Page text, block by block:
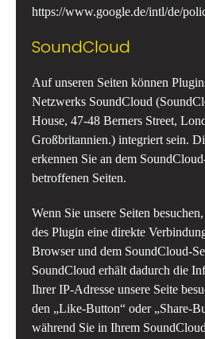
https://www.google.de/intl/de/
SoundCloud
Auf unseren Seiten können
Netzwerks SoundCloud
House, 47-48 Berners Street,
Großbritannien.) integriert sein.
erkennen Sie an dem
betroffenen Seiten.
Wenn Sie unsere Seiten
des Plugin eine direkte
Browser und dem SoundCloud-
SoundCloud erhält dadurch die
Ihrer IP-Adresse unsere Seite
den „Like-Button“ oder „Share-
während Sie in Ihrem